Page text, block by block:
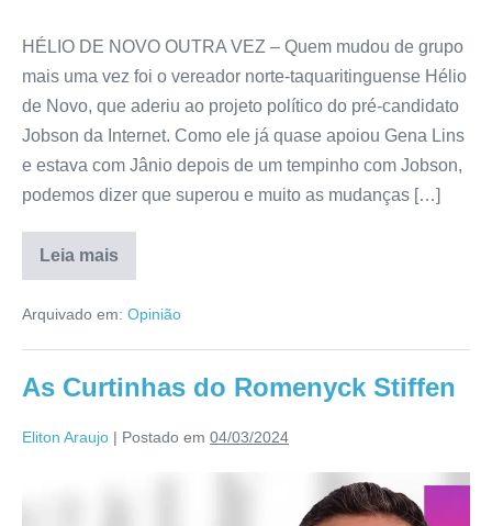
HÉLIO DE NOVO OUTRA VEZ – Quem mudou de grupo
mais uma vez foi o vereador norte-taquaritinguense Hélio
de Novo, que aderiu ao projeto político do pré-candidato
Jobson da Internet. Como ele já quase apoiou Gena Lins
e estava com Jânio depois de um tempinho com Jobson,
podemos dizer que superou e muito as mudanças […]
Leia mais
Arquivado em: Opinião
As Curtinhas do Romenyck Stiffen
Eliton Araujo | Postado em 04/03/2024